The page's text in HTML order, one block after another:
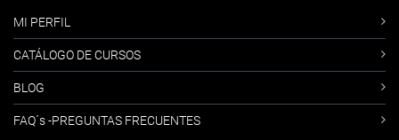
MI PERFIL
CATÁLOGO DE CURSOS
BLOG
FAQ´s -PREGUNTAS FRECUENTES